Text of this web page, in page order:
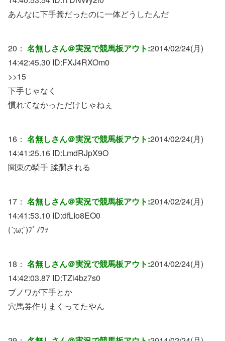
あんなに下手糞だったのに一体どうしたんだ
20： 名無しさん＠実況で競馬板アウト:2014/02/24(月)
14:42:45.30 ID:FXJ4RXOm0
>>15
下手じゃなく
慣れてなかっただけじゃねぇ
16： 名無しさん＠実況で競馬板アウト:2014/02/24(月)
14:41:25.16 ID:LmdRJpX9O
関東の騎手 蹂躙される
17： 名無しさん＠実況で競馬板アウト:2014/02/24(月)
14:41:53.10 ID:dfLIo8EO0
(´;ω;`)ﾌﾞﾉﾜｯ
18： 名無しさん＠実況で競馬板アウト:2014/02/24(月)
14:42:03.87 ID:TZi4bz7s0
ブノワが下手とか
穴馬券作りまくってたやん